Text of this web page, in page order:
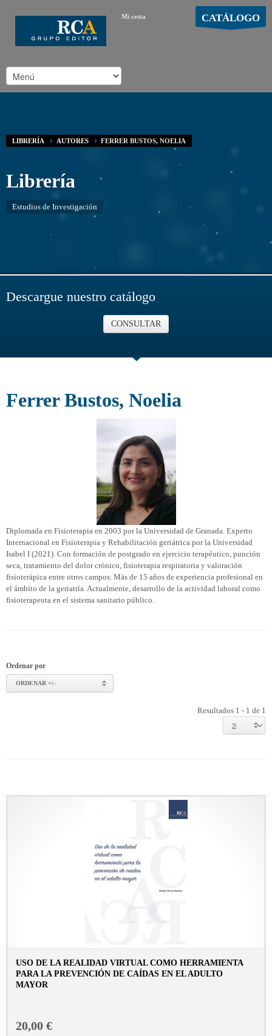
Mi cesta CATÁLOGO
LIBRERÍA AUTORES FERRER BUSTOS, NOELIA
Librería
Estudios de Investigación
Descargue nuestro catálogo
CONSULTAR
Ferrer Bustos, Noelia
Diplomada en Fisioterapia en 2003 por la Universidad de Granada. Experto
Internacional en Fisioterapia y Rehabilitación geriátrica por la Universidad
Isabel I (2021). Con formación de postgrado en ejercicio terapéutico, punción
seca, tratamiento del dolor crónico, fisioterapia respiratoria y valoración
fisioterápica entre otros campos. Más de 15 años de experiencia profesional en
el ámbito de la geriatría. Actualmente, desarrollo de la actividad laboral como
fisioterapeuta en el sistema sanitario público.
Ordenar por
ORDENAR +/-
Resultados 1 - 1 de 1
USO DE LA REALIDAD VIRTUAL COMO HERRAMIENTA
PARA LA PREVENCIÓN DE CAÍDAS EN EL ADULTO
MAYOR
20,00 €